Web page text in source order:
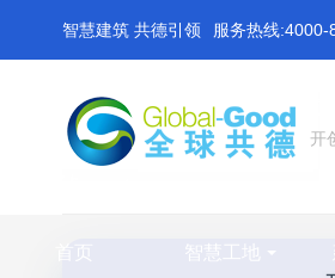
智慧建筑 共德引领 服务热线:4000-
开
首页 智慧工地